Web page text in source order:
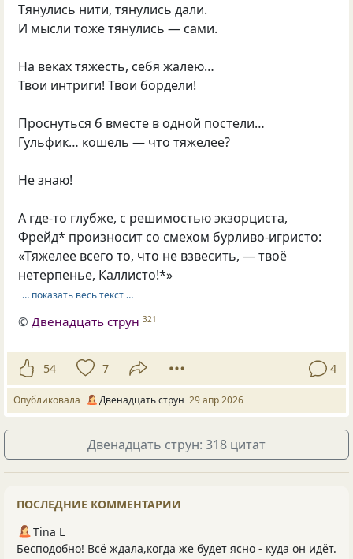
Тянулись нити, тянулись дали.
И мысли тоже тянулись — сами.
На веках тяжесть, себя жалею…
Твои интриги! Твои бордели!
Проснуться б вместе в одной постели…
Гульфик… кошель — что тяжелее?
Не знаю!
А где-то глубже, с решимостью экзорциста,
Фрейд* произносит со смехом бурливо-игристо:
«Тяжелее всего то, что не взвесить, — твоё
нетерпенье, Каллисто!*»
… показать весь текст …
© Двенадцать струн 321
54 7 4
Опубликовала Двенадцать струн 29 апр 2026
Двенадцать струн: 318 цитат
ПОСЛЕДНИЕ КОММЕНТАРИИ
Tina L
Бесподобно! Всё ждала,когда же будет ясно - куда он идёт.